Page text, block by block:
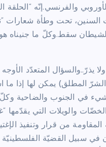
والفرنسي.إنّه “الحلقة
السنين، تحت وطأة شعارات
سقط.وكلّ ما جنيناه
يذرّ..والسؤال المتعدّد الأوجه
المطلق) يمكن لها إذا ما
شيء في الجنوب والضاحية وكلّ
والويلات التي
من قرار وتنفيذ
سبيل القضيّة